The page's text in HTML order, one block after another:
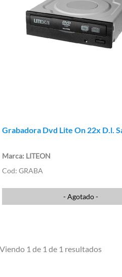
Grabadora Dvd Lite On 22x D.l.
LITEON
GRABA
- Agotado -
Viendo 1 de 1 de 1 resultados